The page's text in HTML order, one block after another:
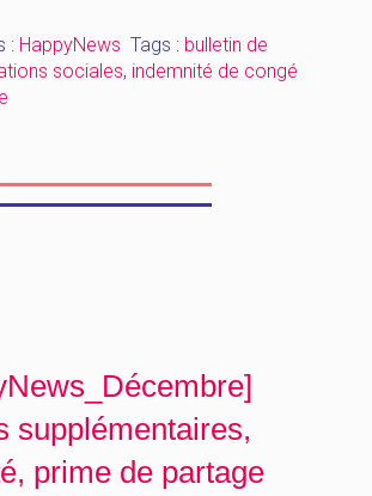
payés
–
cotisations
: HappyNews Tags : bulletin de
sociales, indemnité de congé
supplémentaires,
prime de partage